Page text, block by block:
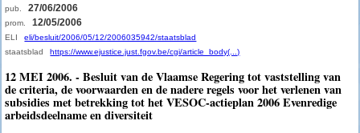
pub. 27/06/2006
prom. 12/05/2006
ELI
eli/besluit/2006/05/12/2006035942/staatsblad
staatsblad
https://www.ejustice.just.fgov.be/cgi/article_body(...)
12 MEI 2006. - Besluit van de Vlaamse Regering tot vaststelling van
de criteria, de voorwaarden en de nadere regels voor het verlenen van
subsidies met betrekking tot het VESOC-actieplan 2006 Evenredige
arbeidsdeelname en diversiteit